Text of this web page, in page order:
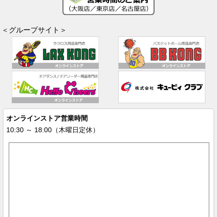
＜グループサイト＞
オンラインストア営業時間
10:30 ～ 18:00（木曜日定休）